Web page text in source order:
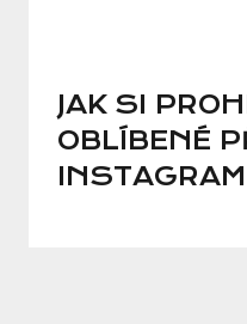
JAK SI
OBLÍBENÉ